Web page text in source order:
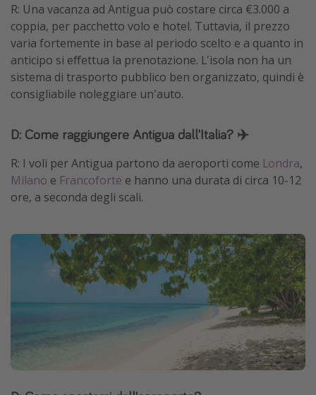
R: Una vacanza ad Antigua può costare circa €3.000 a
coppia, per pacchetto volo e hotel. Tuttavia, il prezzo
varia fortemente in base al periodo scelto e a quanto in
anticipo si effettua la prenotazione. L'isola non ha un
sistema di trasporto pubblico ben organizzato, quindi è
consigliabile noleggiare un'auto.
D: Come raggiungere Antigua dall'Italia? ✈️
R: I voli per Antigua partono da aeroporti come Londra,
Milano e Francoforte e hanno una durata di circa 10-12
ore, a seconda degli scali.